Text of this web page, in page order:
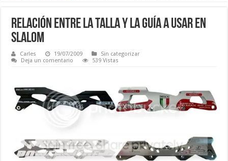
Relación entre la talla y la guía a usar en
slalom
Carles 19/07/2009
Sin categorizar
Deja un comentario
539 Vistas